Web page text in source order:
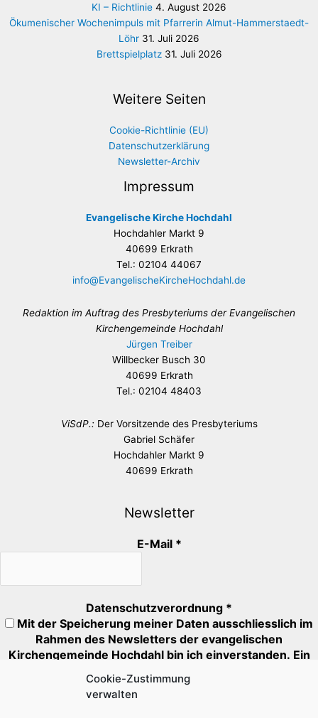
Cookie-Zustimmung
verwalten
KI – Richtlinie 4. August 2026
Ökumenischer Wochenimpuls mit Pfarrerin Almut-Hammerstaedt-
Löhr 31. Juli 2026
Brettspielplatz 31. Juli 2026
Weitere Seiten
Cookie-Richtlinie (EU)
Datenschutzerklärung
Newsletter-Archiv
Impressum
Evangelische Kirche Hochdahl
Hochdahler Markt 9
40699 Erkrath
Tel.: 02104 44067
info@EvangelischeKircheHochdahl.de
Redaktion im Auftrag des Presbyteriums der Evangelischen
Kirchengemeinde Hochdahl
Jürgen Treiber
Willbecker Busch 30
40699 Erkrath
Tel.: 02104 48403
ViSdP.: Der Vorsitzende des Presbyteriums
Gabriel Schäfer
Hochdahler Markt 9
40699 Erkrath
Newsletter
E-Mail *
Datenschutzverordnung *
Mit der Speicherung meiner Daten ausschliesslich im
Rahmen des Newsletters der evangelischen
Kirchengemeinde Hochdahl bin ich einverstanden. Ein
Abmeldung ist jederzeit möglich.
Mit * markierte Felder müssen ausgefüllt oder angehakt